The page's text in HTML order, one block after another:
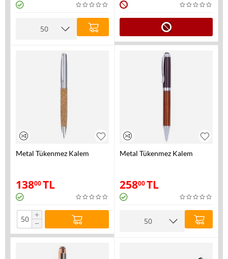
Metal Tükenmez Kalem
13800TL
+
−
Metal Tükenmez Kalem
25800TL